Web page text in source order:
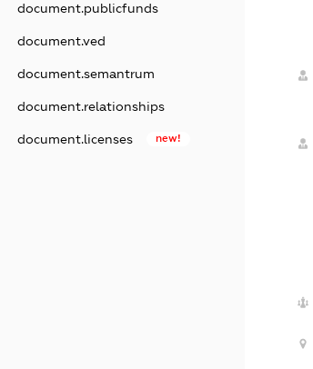
document.publicfunds
document.ved
document.semantrum
document.relationships
document.licenses new!